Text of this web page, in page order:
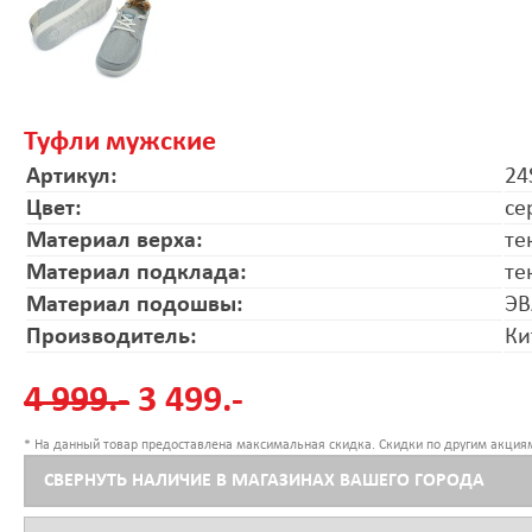
Туфли мужские
Артикул:
Цвет:
Материал верха:
Материал подклада:
Материал подошвы:
Производитель:
4 999.- 3 499.-
* На данный товар предоставлена максимальная скидка. Скидки по другим
СВЕРНУТЬ НАЛИЧИЕ В МАГАЗИНАХ ВАШЕГО ГОРОДА